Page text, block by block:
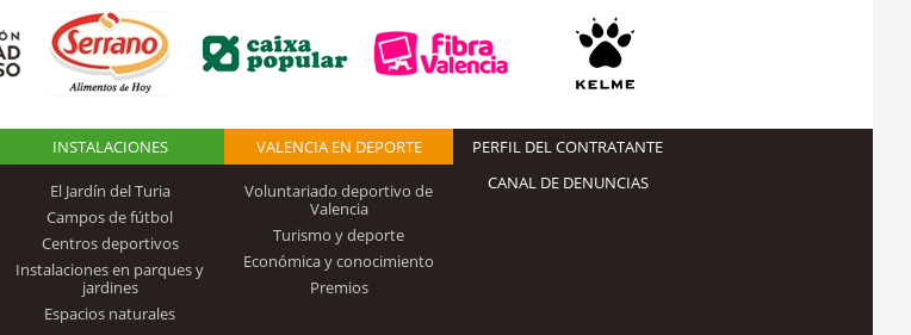
INSTALACIONES
El Jardín del Turia
Campos de fútbol
Centros deportivos
Instalaciones en parques y
jardines
Espacios naturales
VALENCIA EN DEPORTE
Voluntariado deportivo de
Valencia
Turismo y deporte
Económica y conocimiento
Premios
PERFIL DEL CONTRATANTE
CANAL DE DENUNCIAS